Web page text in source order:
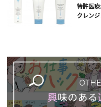
特許医
クレン